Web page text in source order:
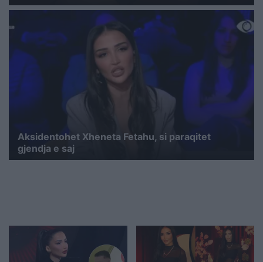
Aksidentohet Xheneta Fetahu, si paraqitet
gjendja e saj